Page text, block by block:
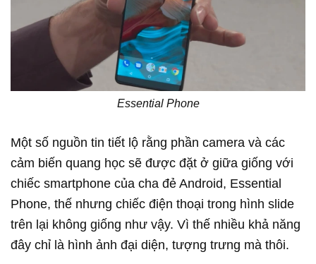
Essential Phone
Một số nguồn tin tiết lộ rằng phần camera và các
cảm biến quang học sẽ được đặt ở giữa giống với
chiếc smartphone của cha đẻ Android, Essential
Phone, thế nhưng chiếc điện thoại trong hình slide
trên lại không giống như vậy. Vì thế nhiều khả năng
đây chỉ là hình ảnh đại diện, tượng trưng mà thôi.